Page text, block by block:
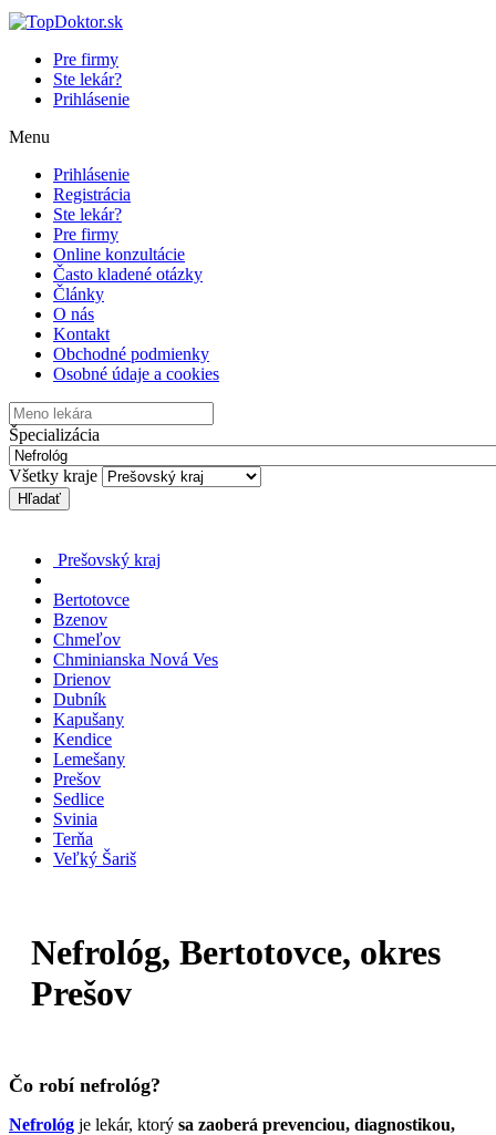
Pre firmy
Ste lekár?
Prihlásenie
Menu
Prihlásenie
Registrácia
Ste lekár?
Pre firmy
Online konzultácie
Často kladené otázky
Články
O nás
Kontakt
Obchodné podmienky
Osobné údaje a cookies
Špecializácia
Všetky kraje
Hľadať
Prešovský kraj
Bertotovce
Bzenov
Chmeľov
Chminianska Nová Ves
Drienov
Dubník
Kapušany
Kendice
Lemešany
Prešov
Sedlice
Svinia
Terňa
Veľký Šariš
Nefrológ, Bertotovce, okres
Prešov
Čo robí nefrológ?
Nefrológ je lekár, ktorý sa zaoberá prevenciou, diagnostikou,